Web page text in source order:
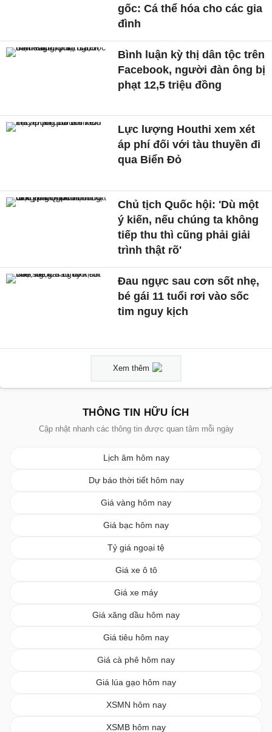
gốc: Cá thể hóa cho các gia
đình
Bình luận kỳ thị dân tộc trên
Facebook, người đàn ông bị
phạt 12,5 triệu đồng
Lực lượng Houthi xem xét
áp phí đối với tàu thuyền đi
qua Biển Đỏ
Chủ tịch Quốc hội: 'Dù một
ý kiến, nếu chúng ta không
tiếp thu thì cũng phải giải
trình thật rõ'
Đau ngực sau cơn sốt nhẹ,
bé gái 11 tuổi rơi vào sốc
tim nguy kịch
Xem thêm
THÔNG TIN HỮU ÍCH
Cập nhật nhanh các thông tin được quan tâm mỗi ngày
Lịch âm hôm nay
Dự báo thời tiết hôm nay
Giá vàng hôm nay
Giá bạc hôm nay
Tỷ giá ngoại tệ
Giá xe ô tô
Giá xe máy
Giá xăng dầu hôm nay
Giá tiêu hôm nay
Giá cà phê hôm nay
Giá lúa gạo hôm nay
XSMN hôm nay
XSMB hôm nay